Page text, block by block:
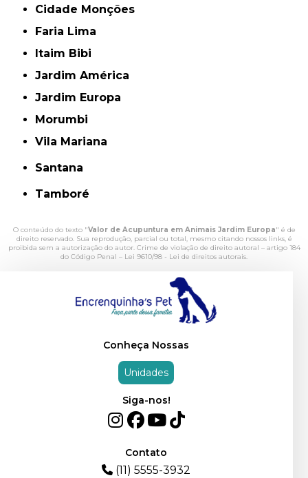
Cidade Monções
Faria Lima
Itaim Bibi
Jardim América
Jardim Europa
Morumbi
Vila Mariana
Santana
Tamboré
O conteúdo do texto "Valor de Acupuntura em Animais Jardim Europa" é de
direito reservado. Sua reprodução, parcial ou total, mesmo citando nossos links, é
proibida sem a autorização do autor. Crime de violação de direito autoral – artigo 184
do Código Penal – Lei 9610/98 - Lei de direitos autorais.
Conheça Nossas
Unidades
Siga-nos!
Contato
(11) 5555-3932